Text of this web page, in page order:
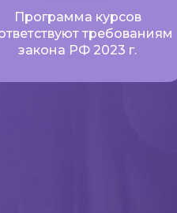
Программа курсов
требованиям
закона РФ 2023 г.